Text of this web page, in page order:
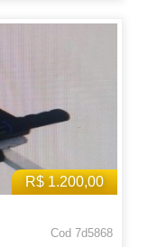
R$ 1.200,00
Cod 7d5868